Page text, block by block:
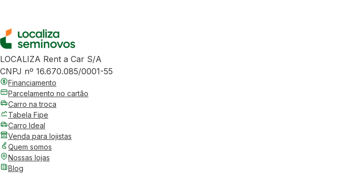
LOCALIZA Rent a Car S/A
CNPJ nº 16.670.085/0001-55
Financiamento
Parcelamento no cartão
Carro na troca
Tabela Fipe
Carro Ideal
Venda para lojistas
Quem somos
Nossas lojas
Blog